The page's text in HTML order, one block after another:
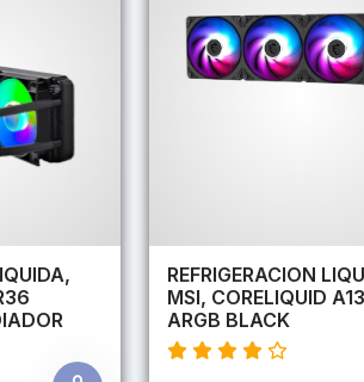
REFRIGERACION
MSI, CORELIQUID
ARGB BLACK